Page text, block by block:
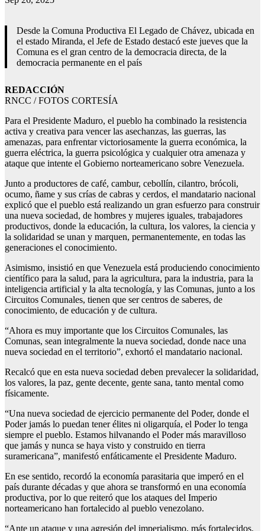
Desde la Comuna Productiva El Legado de Chávez, ubicada en
el estado Miranda, el Jefe de Estado destacó este jueves que la
Comuna es el gran centro de la democracia directa, de la
democracia permanente en el país
REDACCIÓN
RNCC / FOTOS CORTESÍA
Para el Presidente Maduro, el pueblo ha combinado la resistencia
activa y creativa para vencer las asechanzas, las guerras, las
amenazas, para enfrentar victoriosamente la guerra económica, la
guerra eléctrica, la guerra psicológica y cualquier otra amenaza y
ataque que intente el Gobierno norteamericano sobre Venezuela.
Junto a productores de café, cambur, cebollín, cilantro, brócoli,
ocumo, ñame y sus crías de cabras y cerdos, el mandatario nacional
explicó que el pueblo está realizando un gran esfuerzo para construir
una nueva sociedad, de hombres y mujeres iguales, trabajadores
productivos, donde la educación, la cultura, los valores, la ciencia y
la solidaridad se unan y marquen, permanentemente, en todas las
generaciones el conocimiento.
Asimismo, insistió en que Venezuela está produciendo conocimiento
científico para la salud, para la agricultura, para la industria, para la
inteligencia artificial y la alta tecnología, y las Comunas, junto a los
Circuitos Comunales, tienen que ser centros de saberes, de
conocimiento, de educación y de cultura.
“Ahora es muy importante que los Circuitos Comunales, las
Comunas, sean integralmente la nueva sociedad, donde nace una
nueva sociedad en el territorio”, exhortó el mandatario nacional.
Recalcó que en esta nueva sociedad deben prevalecer la solidaridad,
los valores, la paz, gente decente, gente sana, tanto mental como
físicamente.
“Una nueva sociedad de ejercicio permanente del Poder, donde el
Poder jamás lo puedan tener élites ni oligarquía, el Poder lo tenga
siempre el pueblo. Estamos hilvanando el Poder más maravilloso
que jamás y nunca se haya visto y construido en tierra
suramericana”, manifestó enfáticamente el Presidente Maduro.
En ese sentido, recordó la economía parasitaria que imperó en el
país durante décadas y que ahora se transformó en una economía
productiva, por lo que reiteró que los ataques del Imperio
norteamericano han fortalecido al pueblo venezolano.
“Ante un ataque y una agresión del imperialismo, más fortalecidos.